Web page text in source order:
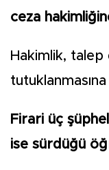
ceza
Hakimlik, talep
Firari üç
ise sürdüğü